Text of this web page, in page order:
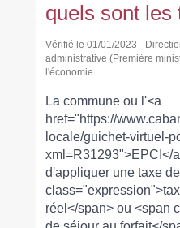
quels sont les
Vérifié le 01/01/2023 -
administrative (Première
l'économie
La commune ou l'<a
href="https://
locale/guichet-virtuel-
xml=R31293">EPCI</
d'appliquer une taxe
réel</span> ou <span